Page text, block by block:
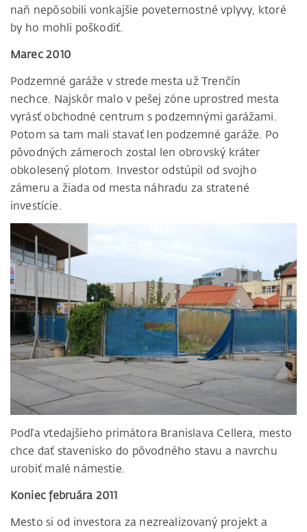
naň nepôsobili vonkajšie poveternostné vplyvy, ktoré
by ho mohli poškodiť.
Marec 2010
Podzemné garáže v strede mesta už Trenčín
nechce. Najskôr malo v pešej zóne uprostred mesta
vyrásť obchodné centrum s podzemnými garážami.
Potom sa tam mali stavať len podzemné garáže. Po
pôvodných zámeroch zostal len obrovský kráter
obkolesený plotom. Investor odstúpil od svojho
zámeru a žiada od mesta náhradu za stratené
investície.
Podľa vtedajšieho primátora Branislava Cellera, mesto
chce dať stavenisko do pôvodného stavu a navrchu
urobiť malé námestie.
Koniec februára 2011
Mesto si od investora za nezrealizovaný projekt a